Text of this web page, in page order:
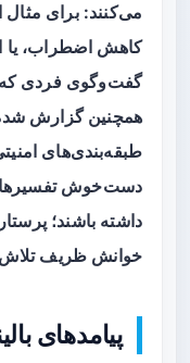
می‌کنند: برای مثال
کاهش اضطراب، یا
گفت‌وگوی فردی که
همچنین گزارش
طبقه‌بندی‌های
دست‌خوش
داشته باشند؛
خوانش ظریف تلاش
پیامدهای